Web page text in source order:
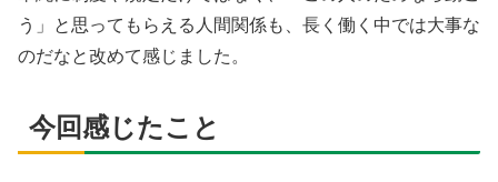
う」と思ってもらえる人間関係も、長く働く中では大事な
のだなと改めて感じました。
今回感じたこと